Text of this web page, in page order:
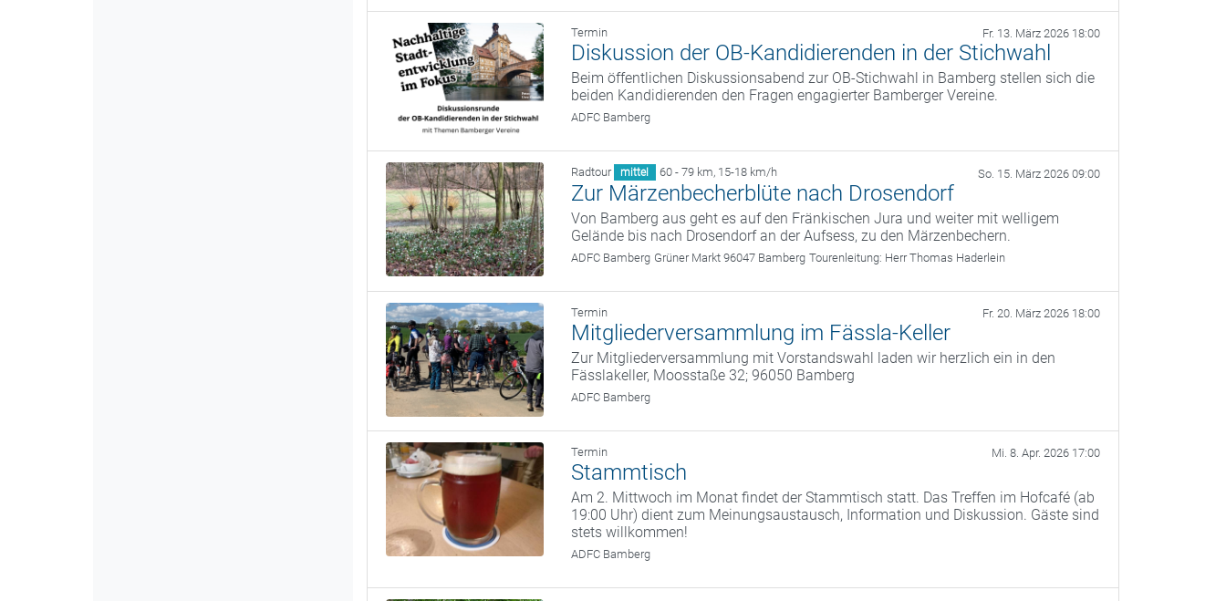
Termin Fr. 13. März 2026 18:00
Diskussion der OB-Kandidierenden in der Stichwahl
Beim öffentlichen Diskussionsabend zur OB‑Stichwahl in Bamberg stellen sich die
beiden Kandidierenden den Fragen engagierter Bamberger Vereine.
ADFC Bamberg
Radtour mittel 60 - 79 km, 15-18 km/h So. 15. März 2026 09:00
Zur Märzenbecherblüte nach Drosendorf
Von Bamberg aus geht es auf den Fränkischen Jura und weiter mit welligem
Gelände bis nach Drosendorf an der Aufsess, zu den Märzenbechern.
ADFC Bamberg Grüner Markt 96047 Bamberg Tourenleitung: Herr Thomas Haderlein
Termin Fr. 20. März 2026 18:00
Mitgliederversammlung im Fässla-Keller
Zur Mitgliederversammlung mit Vorstandswahl laden wir herzlich ein in den
Fässlakeller, Moosstaße 32; 96050 Bamberg
ADFC Bamberg
Termin Mi. 8. Apr. 2026 17:00
Stammtisch
Am 2. Mittwoch im Monat findet der Stammtisch statt. Das Treffen im Hofcafé (ab
19:00 Uhr) dient zum Meinungsaustausch, Information und Diskussion. Gäste sind
stets willkommen!
ADFC Bamberg